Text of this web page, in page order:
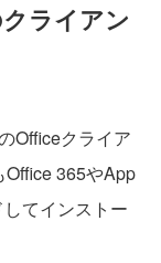
ライアン
Officeクライア
365やApp
てインストー